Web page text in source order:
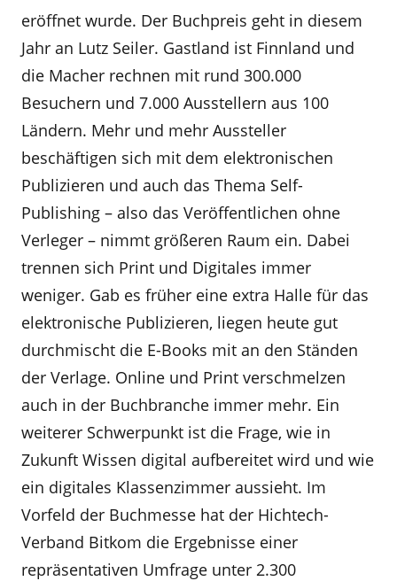
eröffnet wurde. Der Buchpreis geht in diesem
Jahr an Lutz Seiler. Gastland ist Finnland und
die Macher rechnen mit rund 300.000
Besuchern und 7.000 Ausstellern aus 100
Ländern. Mehr und mehr Aussteller
beschäftigen sich mit dem elektronischen
Publizieren und auch das Thema Self-
Publishing – also das Veröffentlichen ohne
Verleger – nimmt größeren Raum ein. Dabei
trennen sich Print und Digitales immer
weniger. Gab es früher eine extra Halle für das
elektronische Publizieren, liegen heute gut
durchmischt die E-Books mit an den Ständen
der Verlage. Online und Print verschmelzen
auch in der Buchbranche immer mehr. Ein
weiterer Schwerpunkt ist die Frage, wie in
Zukunft Wissen digital aufbereitet wird und wie
ein digitales Klassenzimmer aussieht. Im
Vorfeld der Buchmesse hat der Hichtech-
Verband Bitkom die Ergebnisse einer
repräsentativen Umfrage unter 2.300